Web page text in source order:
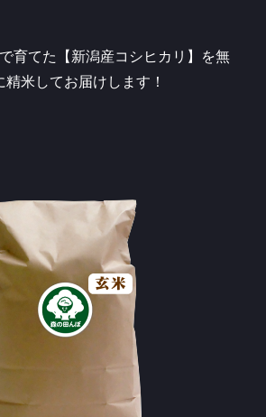
育てた【新潟産コシヒカリ】を無
精米してお届けします！